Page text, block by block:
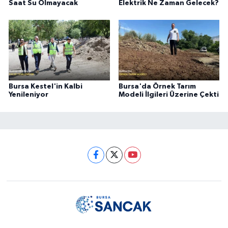
Saat Su Olmayacak Elektrik Ne Zaman Gelecek?
Bursa Kestel'in Kalbi
Yenileniyor
Bursa'da Örnek Tarım
Modeli İlgileri Üzerine Çekti